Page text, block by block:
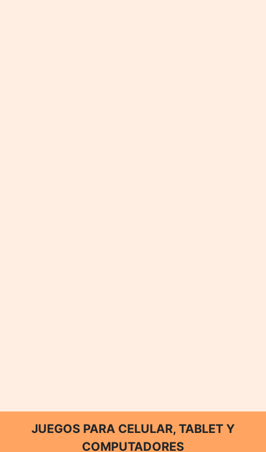
JUEGOS PARA CELULAR, TABLET Y
COMPUTADORES